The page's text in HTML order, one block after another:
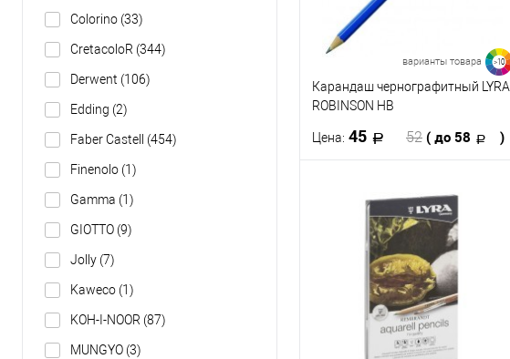
Colorino (33)
CretacoloR (344)
Derwent (106)
Edding (2)
Faber Castell (454)
Finenolo (1)
Gamma (1)
GIOTTO (9)
Jolly (7)
Kaweco (1)
KOH-I-NOOR (87)
MUNGYO (3)
варианты товара >10
Карандаш чернографитный LYRA
ROBINSON HB
Цена: 45 52 ( до 58 )
Купить в 1 клик
К сравнению
В избранное
В наличии
Твёрдость
3H 2H